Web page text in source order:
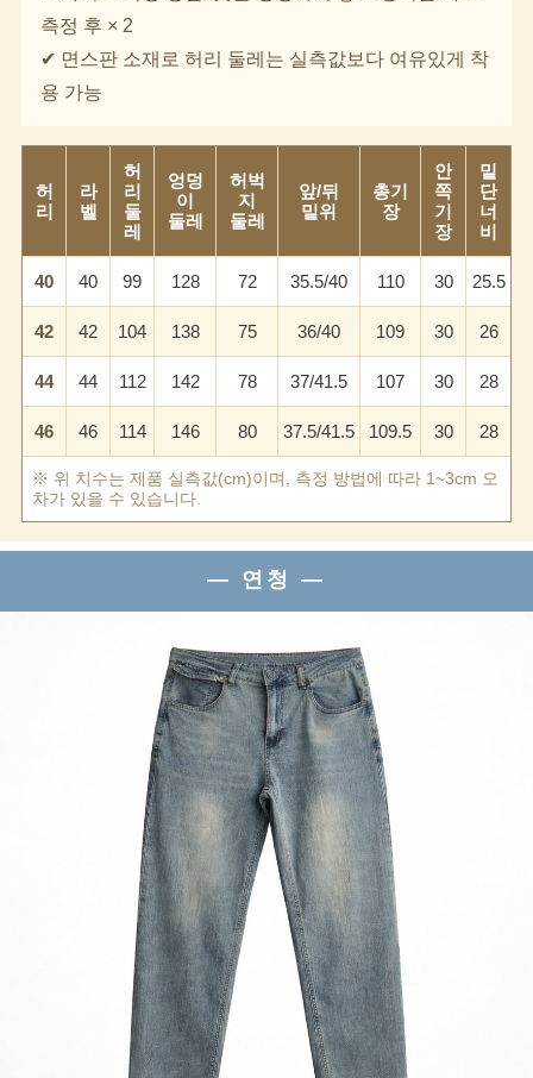
측정 후 × 2
✔ 면스판 소재로 허리 둘레는 실측값보다 여유있게 착
용 가능
허
리
라
벨
허
리
둘
레
엉덩
이
둘레
허벅
지
둘레
앞/뒤
밑위
총기
장
안
쪽
기
장
밑
단
너
비
40 40 99 128 72 35.5/40 110 30 25.5
42 42 104 138 75 36/40 109 30 26
44 44 112 142 78 37/41.5 107 30 28
46 46 114 146 80 37.5/41.5 109.5 30 28
※ 위 치수는 제품 실측값(cm)이며, 측정 방법에 따라 1~3cm 오
차가 있을 수 있습니다.
— 연청 —